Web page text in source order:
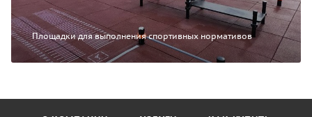
Площадки для выполнения спортивных нормативов